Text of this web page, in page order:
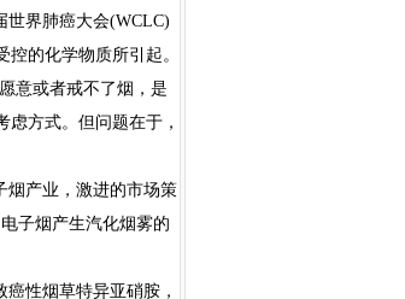
界肺癌大会(WCLC)
的化学物质所引起。
意或者戒不了烟，是
方式。但问题在于，
产业，激进的市场策
子烟产生汽化烟雾的
性烟草特异亚硝胺，